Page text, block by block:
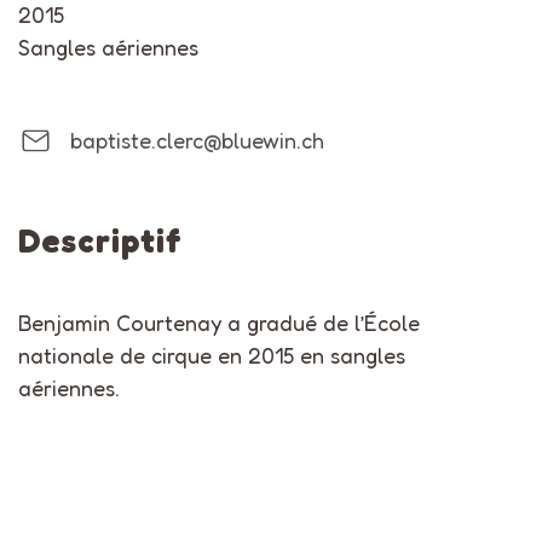
2015
Sangles aériennes
baptiste.clerc@bluewin.ch
Descriptif
Benjamin Courtenay a gradué de l’École
nationale de cirque en 2015 en sangles
aériennes.